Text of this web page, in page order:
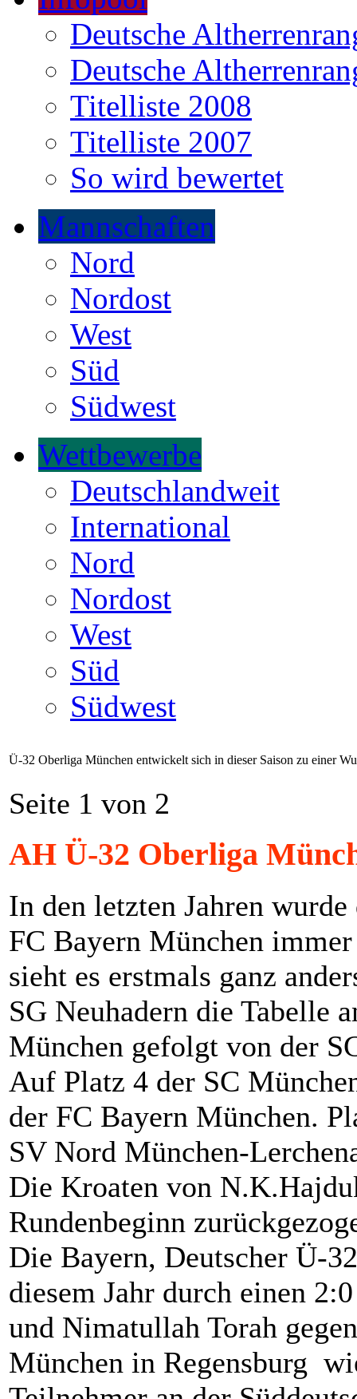
Deutsche
Deutsche
Titelliste 2008
Titelliste 2007
So wird bewertet
Mannschaften
Nord
Nordost
West
Süd
Südwest
Wettbewerbe
Deutschlandweit
International
Nord
Nordost
West
Süd
Südwest
Ü-32 Oberliga München entwickelt sich in dieser Saison zu einer
Seite 1 von 2
AH Ü-32 Oberliga
In den letzten Jahren
FC Bayern München
sieht es erstmals ganz
SG Neuhadern die Tabelle
München gefolgt von der
Auf Platz 4 der SC
der FC Bayern München.
SV Nord München-
Die Kroaten von
Rundenbeginn
Die Bayern, Deutscher Ü-
diesem Jahr durch einen
und Nimatullah Torah
München in Regensburg